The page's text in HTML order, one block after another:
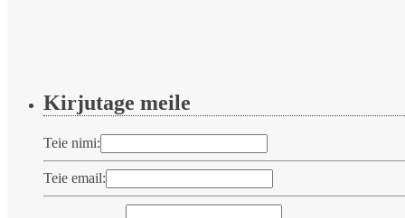
Kirjutage meile
Teie nimi:
Teie email: